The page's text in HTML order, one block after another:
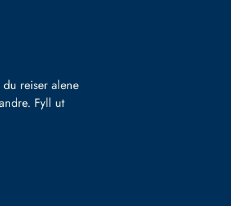
reiser alene
Fyll ut